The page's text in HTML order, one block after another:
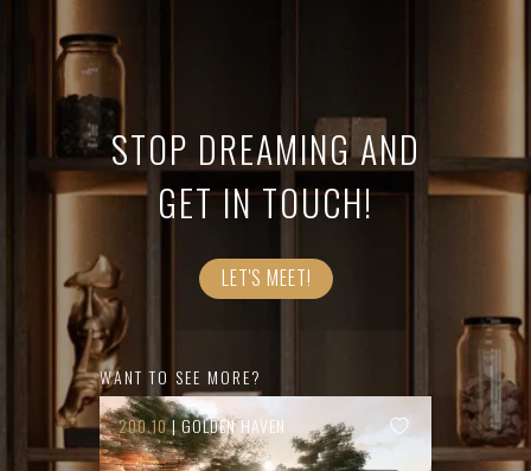
STOP DREAMING AND
GET IN TOUCH!
LET'S MEET!
WANT TO SEE MORE?
200.10| GOLDEN HAVEN